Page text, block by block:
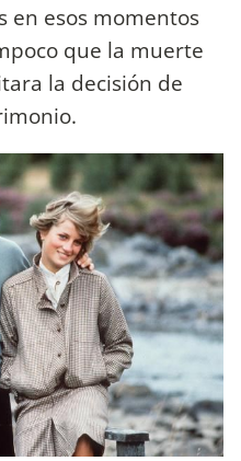
en esos momentos
que la muerte
la decisión de